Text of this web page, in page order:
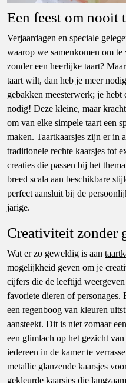
Een feest om nooit
Verjaardagen en speciale
waarop we samenkomen om
zonder een heerlijke taart?
taart wilt, dan heb je meer
gebakken meesterwerk; je hebt
nodig! Deze kleine, maar
om van elke simpele taart een
maken. Taartkaarsjes zijn er in
traditionele rechte kaarsjes tot
creaties die passen bij het
breed scala aan beschikbare
perfect aansluit bij de
jarige.
Creativiteit zonder
Wat er zo geweldig is aan
mogelijkheid geven om je
cijfers die de leeftijd
favoriete dieren of personages.
een regenboog van kleuren
aansteekt. Dit is niet zomaar
een glimlach op het gezicht
iedereen in de kamer te
metallic glanzende kaarsjes
gekleurde kaarsjes die